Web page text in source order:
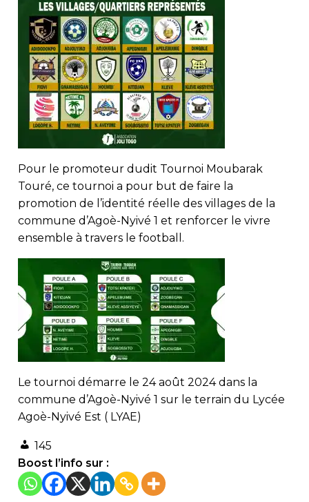
Pour le promoteur dudit Tournoi Moubarak
Touré, ce tournoi a pour but de faire la
promotion de l’identité réelle des villages de la
commune d’Agoè-Nyivé 1 et renforcer le vivre
ensemble à travers le football.
Le tournoi démarre le 24 août 2024 dans la
commune d’Agoè-Nyivé 1 sur le terrain du Lycée
Agoè-Nyivé Est ( LYAE)
145
Boost l’info sur :